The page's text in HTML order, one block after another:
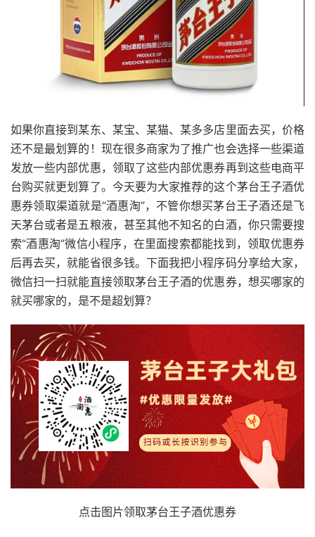
如果你直接到某东、某宝、某猫、某多多店里面去买，价格
还不是最划算的！现在很多商家为了推广也会选择一些渠道
发放一些内部优惠，领取了这些内部优惠券再到这些电商平
台购买就更划算了。今天要为大家推荐的这个茅台王子酒优
惠券领取渠道就是“酒惠淘”，不管你想买茅台王子酒还是飞
天茅台或者是五粮液，甚至其他不知名的白酒，你只需要搜
索“酒惠淘”微信小程序，在里面搜索都能找到，领取优惠券
后再去买，就能省很多钱。下面我把小程序码分享给大家，
微信扫一扫就能直接领取茅台王子酒的优惠券，想买哪家的
就买哪家的，是不是超划算？
点击图片领取茅台王子酒优惠券